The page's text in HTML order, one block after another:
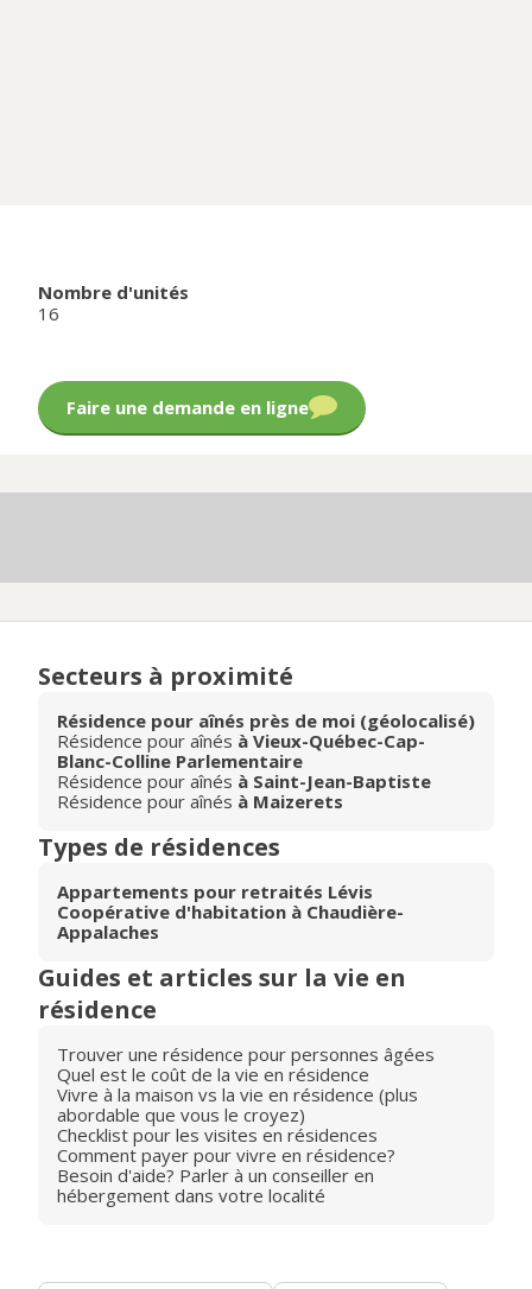
Nombre d'unités
16
Faire une demande en ligne
Secteurs à proximité
Résidence pour aînés près de moi (géolocalisé)
Résidence pour aînés à Vieux-Québec-Cap-
Blanc-Colline Parlementaire
Résidence pour aînés à Saint-Jean-Baptiste
Résidence pour aînés à Maizerets
Types de résidences
Appartements pour retraités Lévis
Coopérative d'habitation à Chaudière-
Appalaches
Guides et articles sur la vie en
résidence
Trouver une résidence pour personnes âgées
Quel est le coût de la vie en résidence
Vivre à la maison vs la vie en résidence (plus
abordable que vous le croyez)
Checklist pour les visites en résidences
Comment payer pour vivre en résidence?
Besoin d'aide? Parler à un conseiller en
hébergement dans votre localité